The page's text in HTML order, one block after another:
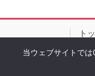
ト
当ウェブサイトで